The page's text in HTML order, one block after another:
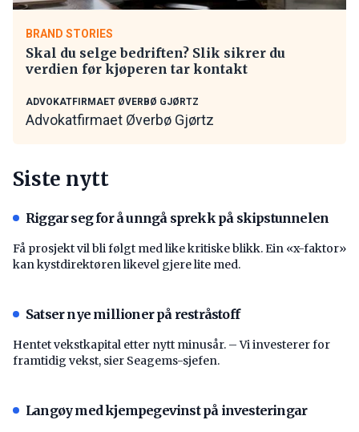
BRAND STORIES
Skal du selge bedriften? Slik sikrer du
verdien før kjøperen tar kontakt
ADVOKATFIRMAET ØVERBØ GJØRTZ
Advokatfirmaet Øverbø Gjørtz
Siste nytt
Riggar seg for å unngå sprekk på skipstunnelen
Få prosjekt vil bli følgt med like kritiske blikk. Ein «x-faktor»
kan kystdirektøren likevel gjere lite med.
Satser nye millioner på restråstoff
Hentet vekstkapital etter nytt minusår. – Vi investerer for
framtidig vekst, sier Seagems-sjefen.
Langøy med kjempegevinst på investeringar